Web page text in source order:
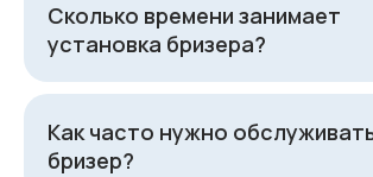
Сколько времени занимает
установка бризера?
Как часто нужно
бризер?